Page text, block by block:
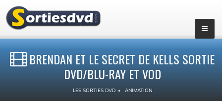
BRENDAN ET LE SECRET DE KELLS SORTIE
DVD/BLU-RAY ET VOD
LES SORTIES DVD ANIMATION